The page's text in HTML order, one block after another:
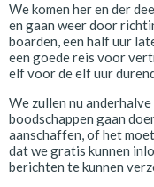
We komen her en der
en gaan weer door
boarden, een half uur
een goede reis voor
elf voor de elf uur
We zullen nu
boodschappen gaan
aanschaffen, of het
dat we gratis kunnen
berichten te kunnen